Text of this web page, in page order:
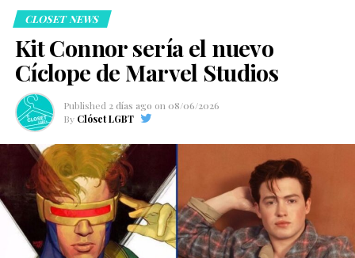
CLOSET NEWS
Kit Connor sería el nuevo
Cíclope de Marvel Studios
Published 2 días ago on 08/06/2026
By Clóset LGBT